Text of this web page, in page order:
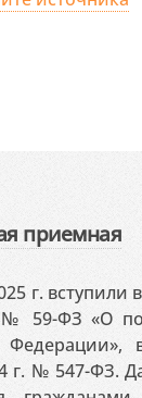
приемная
г.
59-ФЗ «О
г. № 547-ФЗ.